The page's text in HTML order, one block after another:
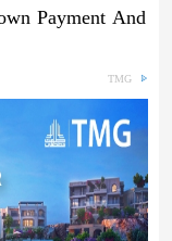
Payment And
TMG